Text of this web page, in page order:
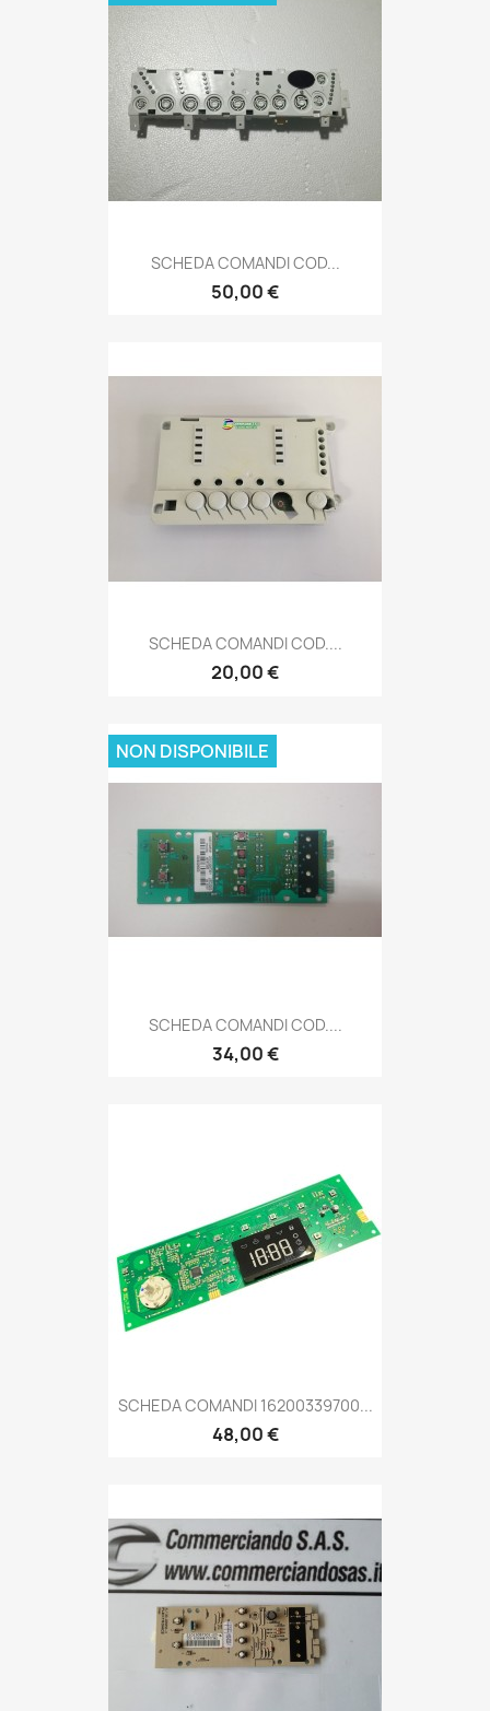
SCHEDA COMANDI COD...
50,00 €
SCHEDA COMANDI COD....
20,00 €
SCHEDA COMANDI COD....
34,00 €
NON DISPONIBILE
SCHEDA COMANDI 16200339700...
48,00 €